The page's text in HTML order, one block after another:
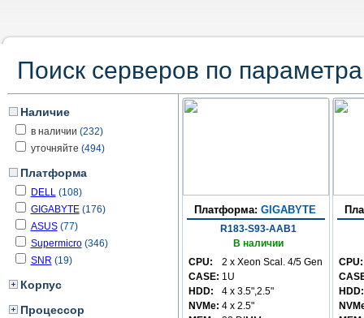
Поиск серверов по
Наличие
в наличии (232)
уточняйте (494)
Платформа
DELL (108)
GIGABYTE (176)
ASUS (77)
Supermicro (346)
SNR (19)
Корпус
Процессор
Платформа: GIGABYTE
R183-S93-AAB1
В наличии
CPU:
2 x Xeon Scal. 4/5 Gen
CASE: 1U
HDD:
4 x 3.5",2.5"
NVMe: 4 x 2.5"
CPU:
HDD: